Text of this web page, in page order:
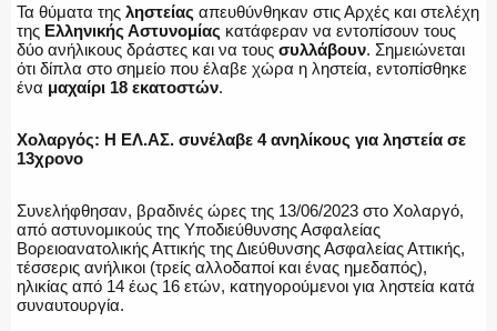
ΑΣΤΥΝΟΜΙΚΟ ΡΕΠΟΡΤΑΖ
Τα θύματα της ληστείας απευθύνθηκαν στις Αρχές και στελέχη
της Ελληνικής Αστυνομίας κατάφεραν να εντοπίσουν τους
δύο ανήλικους δράστες και να τους συλλάβουν. Σημειώνεται
ότι δίπλα στο σημείο που έλαβε χώρα η ληστεία, εντοπίσθηκε
ένα μαχαίρι 18 εκατοστών.
Χολαργός: Η ΕΛ.ΑΣ. συνέλαβε 4 ανηλίκους για ληστεία σε
13χρονο
Συνελήφθησαν, βραδινές ώρες της 13/06/2023 στο Χολαργό,
από αστυνομικούς της Υποδιεύθυνσης Ασφαλείας
Βορειοανατολικής Αττικής της Διεύθυνσης Ασφαλείας Αττικής,
τέσσερις ανήλικοι (τρείς αλλοδαποί και ένας ημεδαπός),
ηλικίας από 14 έως 16 ετών, κατηγορούμενοι για ληστεία κατά
συναυτουργία.